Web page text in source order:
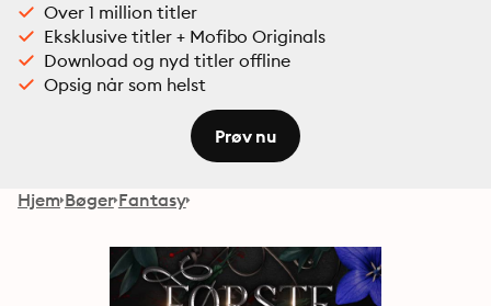
Over 1 million titler
Eksklusive titler + Mofibo Originals
Download og nyd titler offline
Opsig når som helst
Prøv nu
Hjem Bøger Fantasy